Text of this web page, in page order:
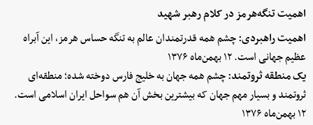
اهمیت تنگه‌هرمز در کلام رهبر شهید
اهمیت راهبردی:چشم همه‌ قدرتمندان عالم به تنگه‌ حساس هرمز، این آبراه
عظیم جهانی است. ۱۲ بهمن‌ماه ۱۳۷۶
یک منطقه ثروتمند:چشم همه‌ جهان به خلیج ‌فارس دوخته شده؛ منطقه‌ای
ثروتمند و بسیار مهم جهان که بیشترین بخش آن هم سواحل ایران اسلامی است.
۱۲ بهمن‌ماه ۱۳۷۶